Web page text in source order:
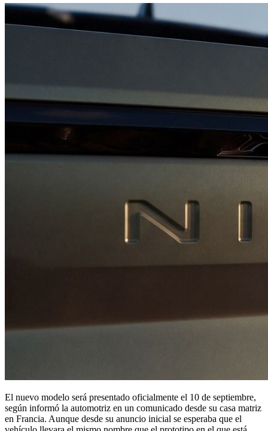
El nuevo modelo será presentado oficialmente el 10 de septiembre,
según informó la automotriz en un comunicado desde su casa matriz
en Francia. Aunque desde su anuncio inicial se esperaba que el